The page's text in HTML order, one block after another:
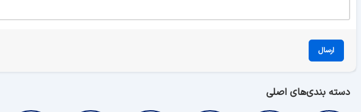
ارسال
دسته بندی‌های اصلی